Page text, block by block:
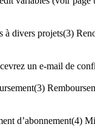
à divers projets(3)
un e-mail de
(3)
d’abonnement(4)